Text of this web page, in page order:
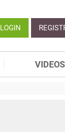
LOGIN
VIDEOS